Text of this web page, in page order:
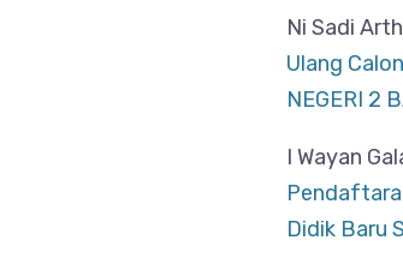
Ni Sadi
Ulang
NEGERI 2
I Wayan
Didik Baru